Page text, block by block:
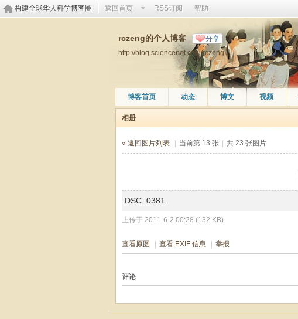
构建全球华人科学博客圈 返回首页 RSS订阅 帮助
rczeng的个人博客 分享
http://blog.sciencenet.cn/u/rczeng
博客首页 动态 博文 视频
相册
« 返回图片列表 当前第 13 张 共 23 张图片
DSC_0381
上传于 2011-6-2 00:28 (132 KB)
查看原图 查看 EXIF 信息 举报
评论